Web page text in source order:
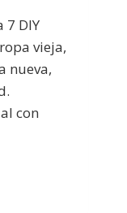
7 DIY
vieja,
nueva,
con